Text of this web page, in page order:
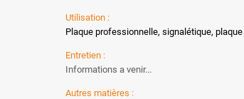
Utilisation :
Plaque professionnelle, signalétique,
Entretien :
Informations a venir...
Autres matières :